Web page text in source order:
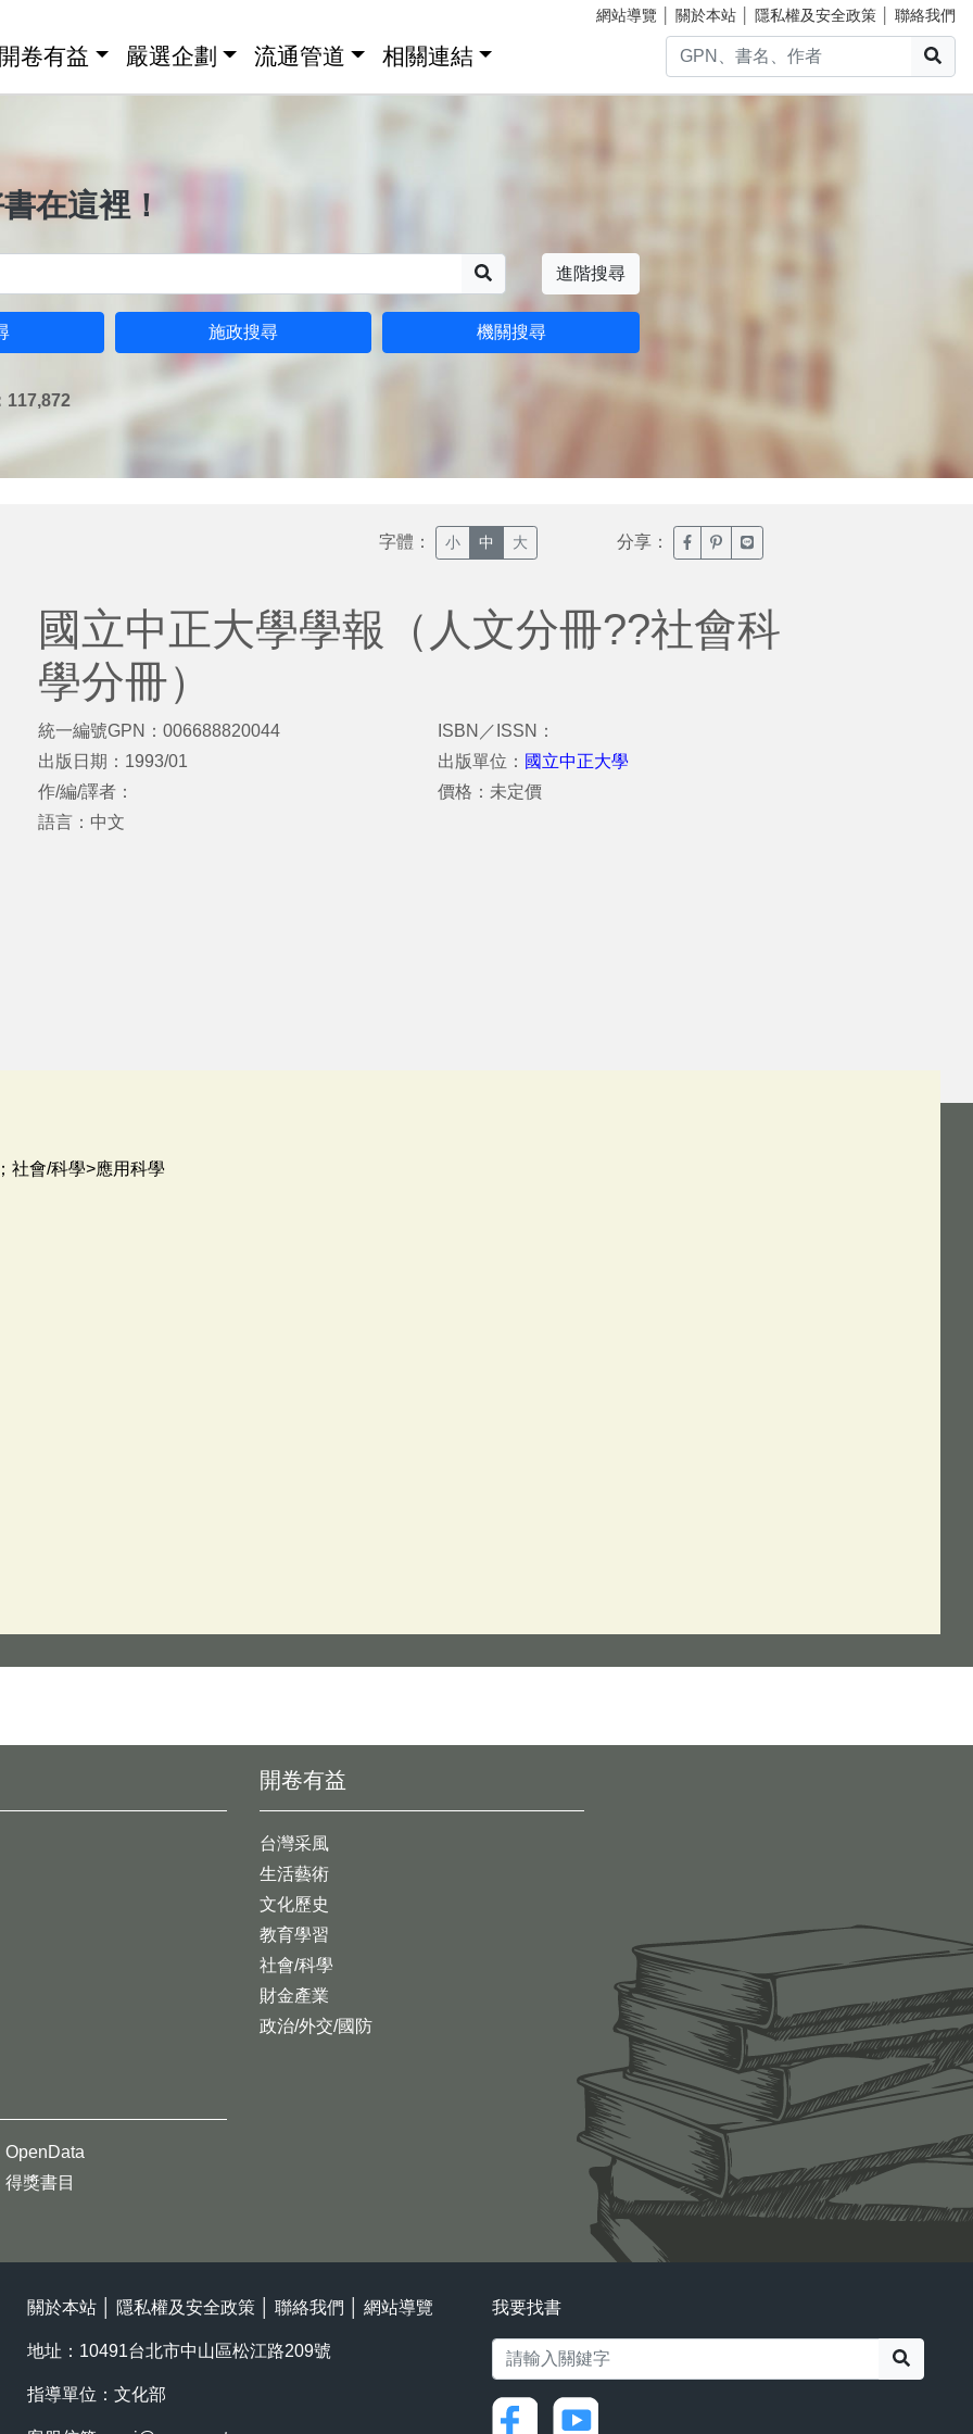
網站導覽 關於本站 隱私權及安全政策 聯絡我們
卷有益 嚴選企劃 流通管道 相關連結
在這裡！
進階搜尋
施政搜尋 機關搜尋
117,872
字體： 小 中 大 分享： 臉書分享(另開新視窗)
噗浪分享(另開新視窗)
Line分享(另開新視窗)
國立中正大學學報（人文分冊??社會科
學分冊）
統一編號GPN：006688820044
出版日期：1993/01
作/編/譯者：
語言：中文
ISBN／ISSN：
出版單位： 國立中正大學
價格：未定價
社會/科學>應用科學
開卷有益
台灣采風
生活藝術
文化歷史
教育學習
社會/科學
財金產業
政治/外交/國防
OpenData
得獎書目
關於本站 隱私權及安全政策 聯絡我們 網站導覽
地址：10491台北市中山區松江路209號
指導單位：文化部
我要找書